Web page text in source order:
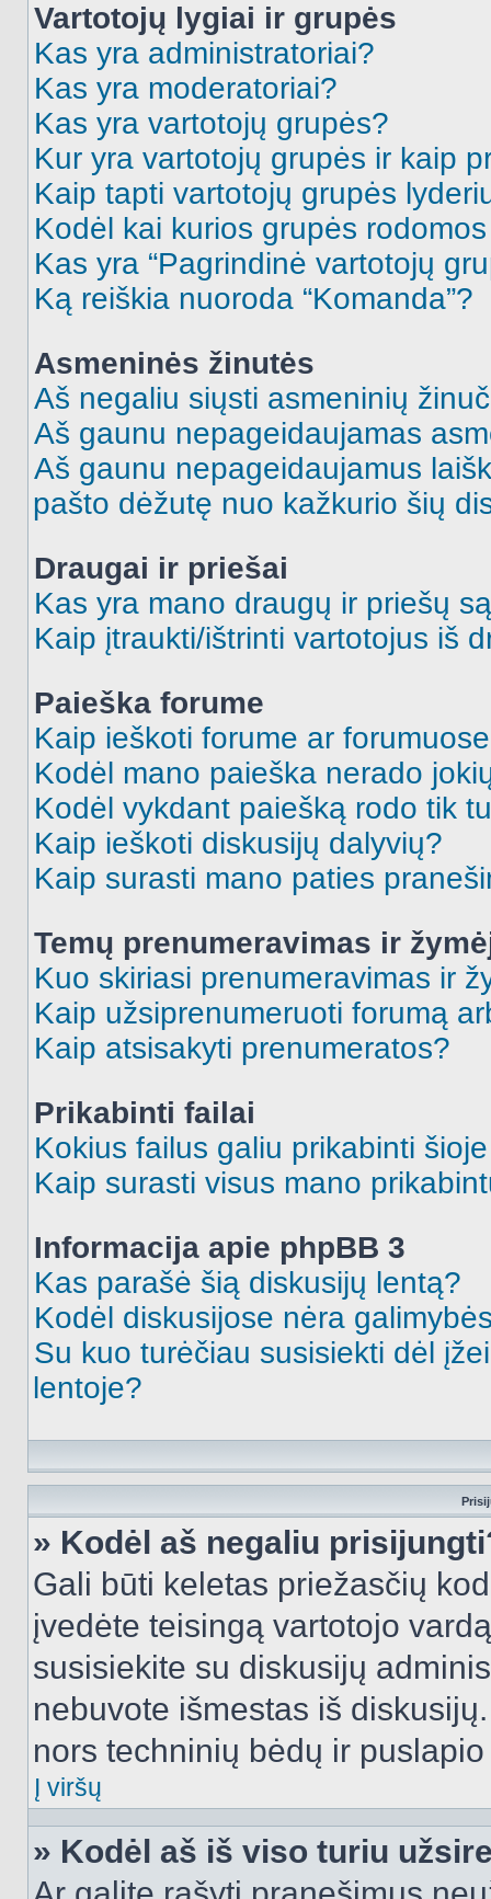
Vartotojų lygiai ir grupės
Kas yra administratoriai?
Kas yra moderatoriai?
Kas yra vartotojų grupės?
Kur yra vartotojų grupės ir kaip
Kaip tapti vartotojų grupės
Kodėl kai kurios grupės
Kas yra “Pagrindinė vartotojų
Ką reiškia nuoroda “Komanda”?
Asmeninės žinutės
Aš negaliu siųsti asmeninių
Aš gaunu nepageidaujamas
Aš gaunu nepageidaujamus
pašto dėžutę nuo kažkurio šių
Draugai ir priešai
Kas yra mano draugų ir priešų
Kaip įtraukti/ištrinti vartotojus iš
Paieška forume
Kaip ieškoti forume ar
Kodėl mano paieška nerado
Kodėl vykdant paiešką rodo tik
Kaip ieškoti diskusijų dalyvių?
Kaip surasti mano paties
Temų prenumeravimas ir
Kuo skiriasi prenumeravimas ir
Kaip užsiprenumeruoti forumą
Kaip atsisakyti prenumeratos?
Prikabinti failai
Kokius failus galiu prikabinti
Kaip surasti visus mano
Informacija apie phpBB 3
Kas parašė šią diskusijų lentą?
Kodėl diskusijose nėra
Su kuo turėčiau susisiekti dėl
lentoje?
» Kodėl aš negaliu
Gali būti keletas priežasčių
įvedėte teisingą vartotojo
susisiekite su diskusijų
nebuvote išmestas iš
nors techninių bėdų ir
Į viršų
» Kodėl aš iš viso turiu